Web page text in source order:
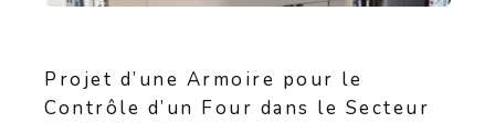
Projet d’une Armoire pour le
Contrôle d’un Four dans le Secteur